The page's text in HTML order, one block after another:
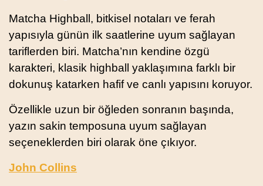
Matcha Highball, bitkisel notaları ve ferah
yapısıyla günün ilk saatlerine uyum sağlayan
tariflerden biri. Matcha’nın kendine özgü
karakteri, klasik highball yaklaşımına farklı bir
dokunuş katarken hafif ve canlı yapısını koruyor.
Özellikle uzun bir öğleden sonranın başında,
yazın sakin temposuna uyum sağlayan
seçeneklerden biri olarak öne çıkıyor.
John Collins